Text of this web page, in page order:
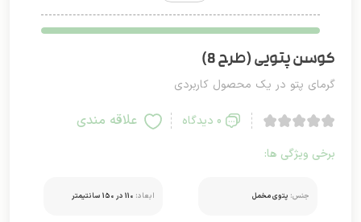
کوسن پتویی (طرح 8)
گرمای پتو در یک محصول کاربردی
0 دیدگاه علاقه مندی
برخی ویژگی ها:
جنس: پتوی مخمل ابعاد: 110 در 150 سانتیمتر